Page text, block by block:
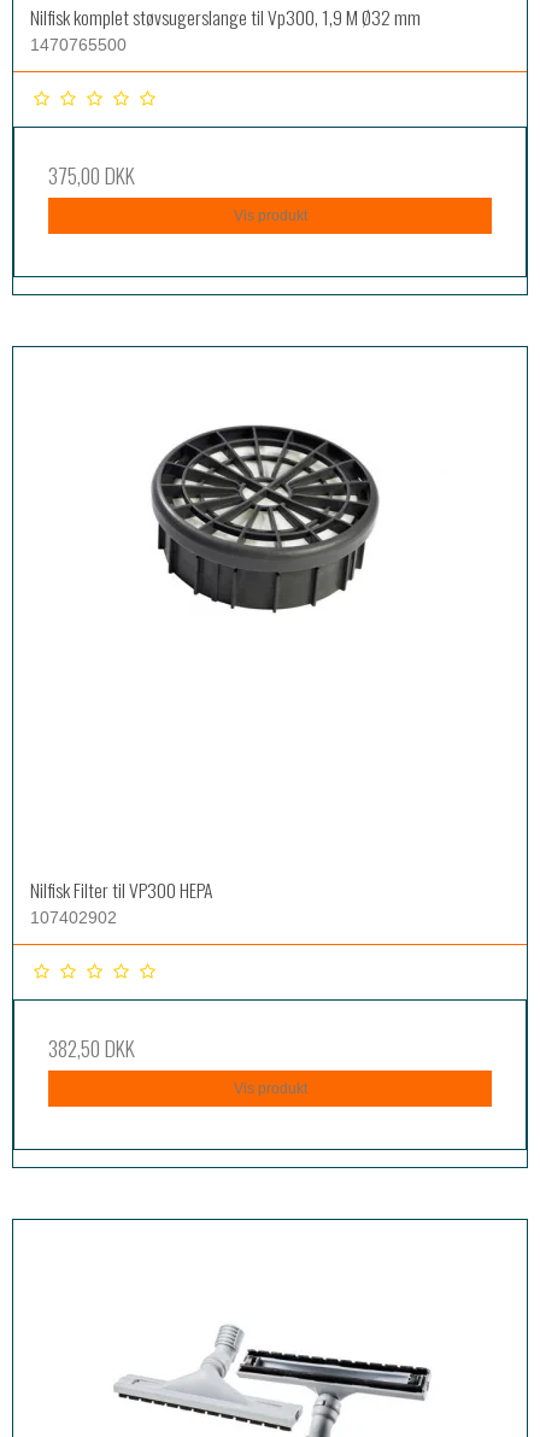
Nilfisk komplet støvsugerslange til Vp300, 1,9 M Ø32 mm
1470765500
375,00 DKK
Vis produkt
Nilfisk Filter til VP300 HEPA
107402902
382,50 DKK
Vis produkt